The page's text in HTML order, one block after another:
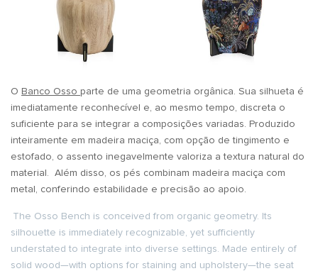
O Banco Osso parte de uma geometria orgânica. Sua silhueta é
imediatamente reconhecível e, ao mesmo tempo, discreta o
suficiente para se integrar a composições variadas. Produzido
inteiramente em madeira maciça, com opção de tingimento e
estofado, o assento inegavelmente valoriza a textura natural do
material. Além disso, os pés combinam madeira maciça com
metal, conferindo estabilidade e precisão ao apoio.
The Osso Bench is conceived from organic geometry. Its
silhouette is immediately recognizable, yet sufficiently
understated to integrate into diverse settings. Made entirely of
solid wood—with options for staining and upholstery—the seat